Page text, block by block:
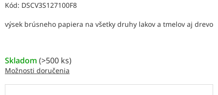
Kód: DSCV3S127100F8
Skladom (>500 ks)
Možnosti doručenia
výsek brúsneho papiera na všetky druhy lakov a tmelov aj drevo
0,0
5